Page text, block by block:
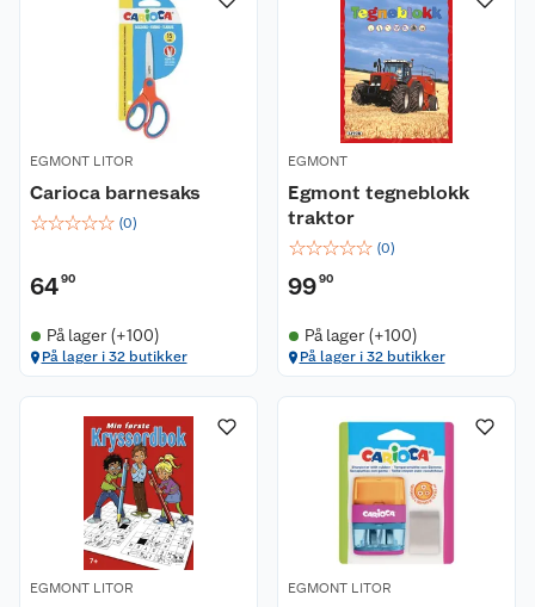
EGMONT LITOR
Carioca barnesaks
☆☆☆☆☆ (0)
6490
På lager (+100)
På lager i 32 butikker
EGMONT
Egmont tegneblokk
traktor
☆☆☆☆☆ (0)
9990
På lager (+100)
På lager i 32 butikker
EGMONT LITOR EGMONT LITOR